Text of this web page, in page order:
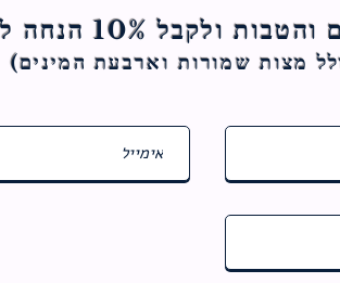
הנחה להזמנה הראשונה
מצות שמורות וארבעת המינים)